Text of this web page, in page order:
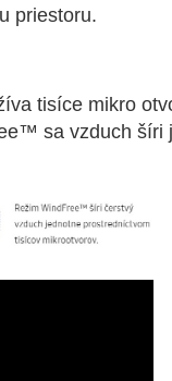
priestoru.
tisíce mikro
sa vzduch šíri